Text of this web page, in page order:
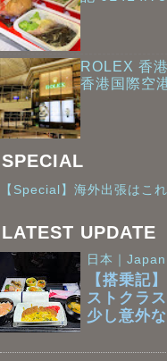
ROLEX 香
香港国際空
SPECIAL
【Special】海外出張はこ
LATEST UPDATE
日本｜Japan
【搭乗記
ストクラ
少し意外